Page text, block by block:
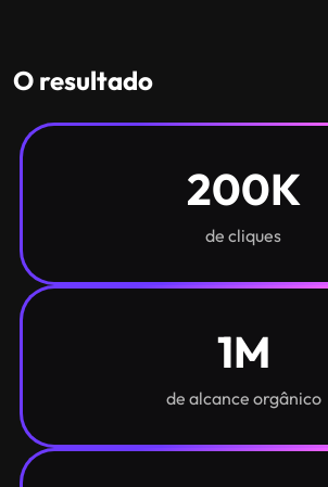
O resultado
1M
de alcance orgânico
200K
de cliques